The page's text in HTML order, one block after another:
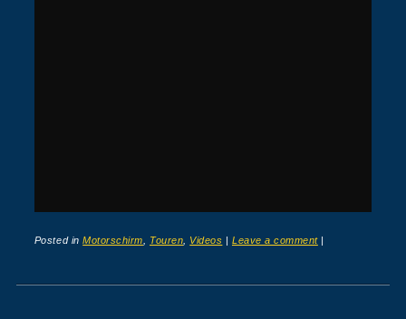
Posted inMotorschirm Touren Videos | Leave a comment |